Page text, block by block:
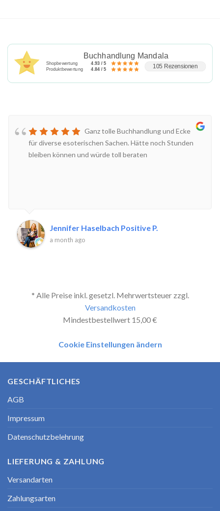
Buchhandlung Mandala
Shopbewertung 4.93 / 5
Produktbewertung 4.84 / 5 105 Rezensionen
Ganz tolle Buchhandlung und Ecke
für diverse esoterischen Sachen. Hätte noch Stunden
bleiben können und würde toll beraten
Jennifer Haselbach Positive P.
a month ago
* Alle Preise inkl. gesetzl. Mehrwertsteuer zzgl.
Versandkosten
Mindestbestellwert 15,00 €
Cookie Einstellungen ändern
GESCHÄFTLICHES
AGB
Impressum
Datenschutzbelehrung
LIEFERUNG & ZAHLUNG
Versandarten
Zahlungsarten